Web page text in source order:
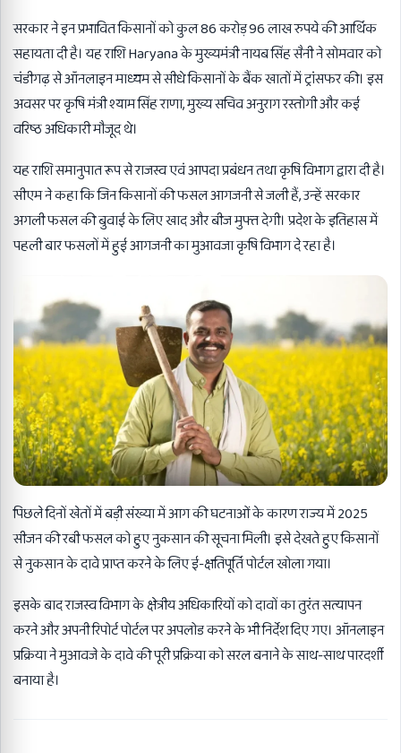
सरकार ने इन प्रभावित किसानों को कुल 86 करोड़ 96 लाख रुपये की आर्थिक
सहायता दी है। यह राशि Haryana के मुख्यमंत्री नायब सिंह सैनी ने सोमवार को
चंडीगढ़ से ऑनलाइन माध्यम से सीधे किसानों के बैंक खातों में ट्रांसफर की। इस
अवसर पर कृषि मंत्री श्याम सिंह राणा, मुख्य सचिव अनुराग रस्तोगी और कई
वरिष्ठ अधिकारी मौजूद थे।
यह राशि समानुपात रूप से राजस्व एवं आपदा प्रबंधन तथा कृषि विभाग द्वारा दी है।
सीएम ने कहा कि जिन किसानों की फसल आगजनी से जली हैं, उन्हें सरकार
अगली फसल की बुवाई के लिए खाद और बीज मुफ्त देगी। प्रदेश के इतिहास में
पहली बार फसलों में हुई आगजनी का मुआवजा कृषि विभाग दे रहा है।
पिछले दिनों खेतों में बड़ी संख्या में आग की घटनाओं के कारण राज्य में 2025
सीजन की रबी फसल को हुए नुकसान की सूचना मिली। इसे देखते हुए किसानों
से नुकसान के दावे प्राप्त करने के लिए ई-क्षतिपूर्ति पोर्टल खोला गया।
इसके बाद राजस्व विभाग के क्षेत्रीय अधिकारियों को दावों का तुरंत सत्यापन
करने और अपनी रिपोर्ट पोर्टल पर अपलोड करने के भी निर्देश दिए गए। ऑनलाइन
प्रक्रिया ने मुआवजे के दावे की पूरी प्रक्रिया को सरल बनाने के साथ-साथ पारदर्शी
बनाया है।